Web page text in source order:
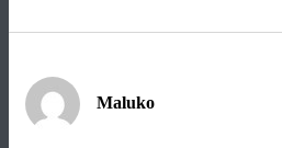
Maluko